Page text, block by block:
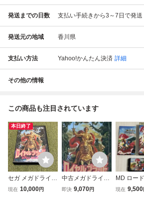
発送までの日数 支払い手続きから3～7日で発送
発送元の地域 香川県
支払い方法 Yahoo!かんたん決済 詳細
その他の情報
この商品も注目されています
本日終了
セガ メガドライブ
コーエー ロイヤル
現在 10,000円
中古メガドライブ
ソフト ロイヤルブ
即決 9,070円
MD ロー
ク とこと
現在 9,500